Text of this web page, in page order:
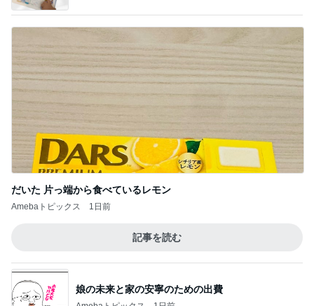
だいた 片っ端から食べているレモン
Amebaトピックス 1日前
記事を読む
娘の未来と家の安寧のための出費